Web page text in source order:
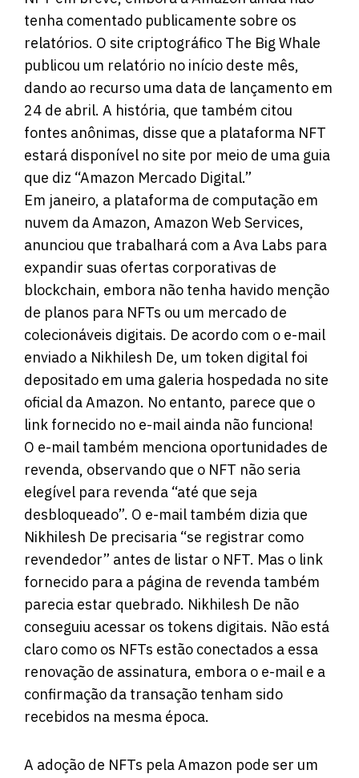
tenha comentado publicamente sobre os
relatórios. O site criptográfico The Big Whale
publicou um relatório no início deste mês,
dando ao recurso uma data de lançamento em
24 de abril. A história, que também citou
fontes anônimas, disse que a plataforma NFT
estará disponível no site por meio de uma guia
que diz “Amazon Mercado Digital.”
Em janeiro, a plataforma de computação em
nuvem da Amazon, Amazon Web Services,
anunciou que trabalhará com a Ava Labs para
expandir suas ofertas corporativas de
blockchain, embora não tenha havido menção
de planos para NFTs ou um mercado de
colecionáveis ​​digitais. De acordo com o e-mail
enviado a Nikhilesh De, um token digital foi
depositado em uma galeria hospedada no site
oficial da Amazon. No entanto, parece que o
link fornecido no e-mail ainda não funciona!
O e-mail também menciona oportunidades de
revenda, observando que o NFT não seria
elegível para revenda “até que seja
desbloqueado”. O e-mail também dizia que
Nikhilesh De precisaria “se registrar como
revendedor” antes de listar o NFT. Mas o link
fornecido para a página de revenda também
parecia estar quebrado. Nikhilesh De não
conseguiu acessar os tokens digitais. Não está
claro como os NFTs estão conectados a essa
renovação de assinatura, embora o e-mail e a
confirmação da transação tenham sido
recebidos na mesma época.
A adoção de NFTs pela Amazon pode ser um